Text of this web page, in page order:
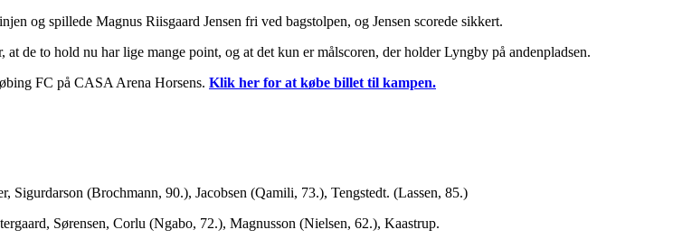
og spillede Magnus Riisgaard Jensen fri ved bagstolpen, og Jensen scorede sikkert.
de to hold nu har lige mange point, og at det kun er målscoren, der holder Lyngby på andenpladsen.
FC på CASA Arena Horsens. Klik her for at købe billet til kampen.
(Brochmann, 90.), Jacobsen (Qamili, 73.), Tengstedt. (Lassen, 85.)
Sørensen, Corlu (Ngabo, 72.), Magnusson (Nielsen, 62.), Kaastrup.